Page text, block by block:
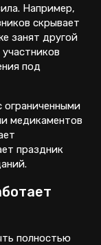
Например,
скрывает
занят другой
под
медикаментов
праздник
полностью